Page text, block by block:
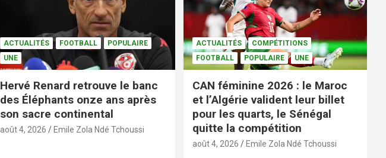
ACTUALITÉS FOOTBALL
POPULAIRE
UNE
Hervé Renard retrouve le banc
des Éléphants onze ans après
son sacre continental
août 4, 2026 Emile Zola Ndé Tchoussi
ACTUALITÉS
COMPÉTITIONS
FOOTBALL
POPULAIRE UNE
CAN féminine 2026 : le Maroc
et l’Algérie valident leur billet
pour les quarts, le Sénégal
quitte la compétition
août 4, 2026 Emile Zola Ndé Tchoussi